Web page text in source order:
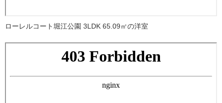
ローレルコート堀江公園 3LDK 65.09㎡の洋室